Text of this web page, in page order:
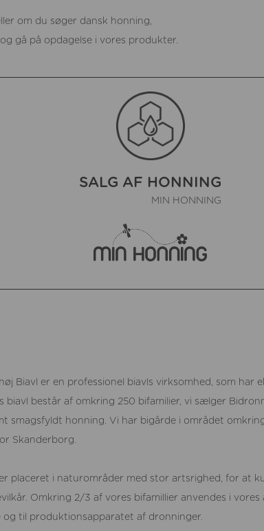
om du søger dansk honning,
gå på opdagelse i vores produkter.
SALG AF HONNING
MIN HONNING
Biavl er en professionel biavls virksomhed, som har
biavl består af omkring 250 bifamilier, vi sælger
smagsfyldt honning. Vi har bigårde i området
Skanderborg.
placeret i naturområder med stor artsrighed, for at
Omkring 2/3 af vores bifamillier anvendes i vores
og til produktionsapparatet af dronninger.